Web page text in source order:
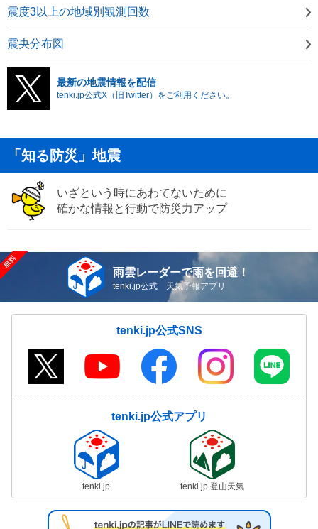
震度3以上の地域別観測回数
震央分布図
最新の地震情報を配信
tenki.jp公式X（旧Twitter）をご利用ください。
「知る防災」地震
いざという時にあわてないために
確かな情報と行動で防災力アップ
雨雲レーダーで雨を回避！
tenki.jp公式 天気予報アプリ
tenki.jp公式SNS
tenki.jp公式アプリ
tenki.jp tenki.jp 登山天気